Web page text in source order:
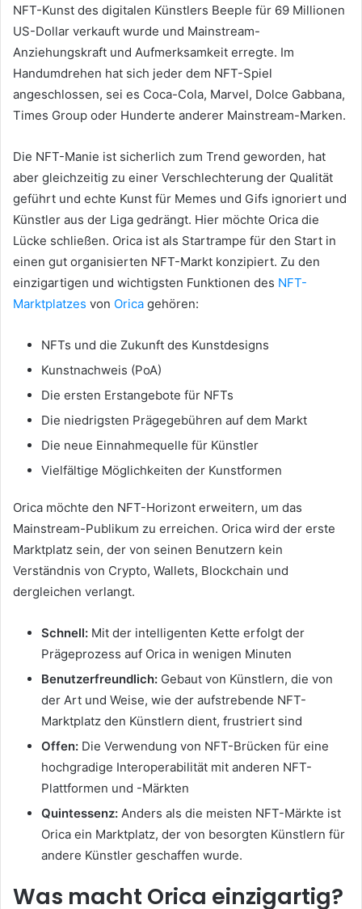
NFT-Kunst des digitalen Künstlers Beeple für 69 Millionen
US-Dollar verkauft wurde und Mainstream-
Anziehungskraft und Aufmerksamkeit erregte. Im
Handumdrehen hat sich jeder dem NFT-Spiel
angeschlossen, sei es Coca-Cola, Marvel, Dolce Gabbana,
Times Group oder Hunderte anderer Mainstream-Marken.
Die NFT-Manie ist sicherlich zum Trend geworden, hat
aber gleichzeitig zu einer Verschlechterung der Qualität
geführt und echte Kunst für Memes und Gifs ignoriert und
Künstler aus der Liga gedrängt. Hier möchte Orica die
Lücke schließen. Orica ist als Startrampe für den Start in
einen gut organisierten NFT-Markt konzipiert. Zu den
einzigartigen und wichtigsten Funktionen des NFT-
Marktplatzes von Orica gehören:
NFTs und die Zukunft des Kunstdesigns
Kunstnachweis (PoA)
Die ersten Erstangebote für NFTs
Die niedrigsten Prägegebühren auf dem Markt
Die neue Einnahmequelle für Künstler
Vielfältige Möglichkeiten der Kunstformen
Orica möchte den NFT-Horizont erweitern, um das
Mainstream-Publikum zu erreichen. Orica wird der erste
Marktplatz sein, der von seinen Benutzern kein
Verständnis von Crypto, Wallets, Blockchain und
dergleichen verlangt.
Schnell: Mit der intelligenten Kette erfolgt der
Prägeprozess auf Orica in wenigen Minuten
Benutzerfreundlich: Gebaut von Künstlern, die von
der Art und Weise, wie der aufstrebende NFT-
Marktplatz den Künstlern dient, frustriert sind
Offen: Die Verwendung von NFT-Brücken für eine
hochgradige Interoperabilität mit anderen NFT-
Plattformen und -Märkten
Quintessenz: Anders als die meisten NFT-Märkte ist
Orica ein Marktplatz, der von besorgten Künstlern für
andere Künstler geschaffen wurde.
Was macht Orica einzigartig?